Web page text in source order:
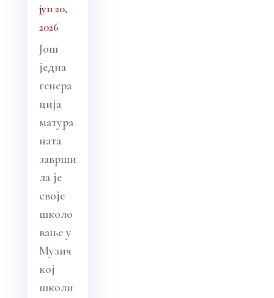
јун 20,
2026
Још
једна
генера
ција
матура
ната
заврши
ла је
своје
школо
вање у
Музич
кој
школи